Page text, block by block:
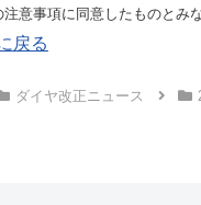
意事項に同意したものとみ
戻る
ダイヤ改正ニュース